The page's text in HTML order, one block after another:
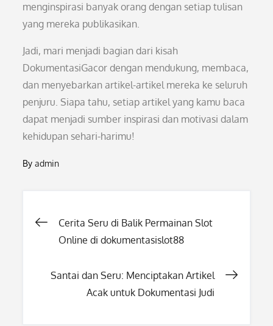
menginspirasi banyak orang dengan setiap tulisan
yang mereka publikasikan.
Jadi, mari menjadi bagian dari kisah
DokumentasiGacor dengan mendukung, membaca,
dan menyebarkan artikel-artikel mereka ke seluruh
penjuru. Siapa tahu, setiap artikel yang kamu baca
dapat menjadi sumber inspirasi dan motivasi dalam
kehidupan sehari-harimu!
Byadmin
Post
Cerita Seru di Balik Permainan Slot
Online di dokumentasislot88
Santai dan Seru: Menciptakan Artikel
Acak untuk Dokumentasi Judi